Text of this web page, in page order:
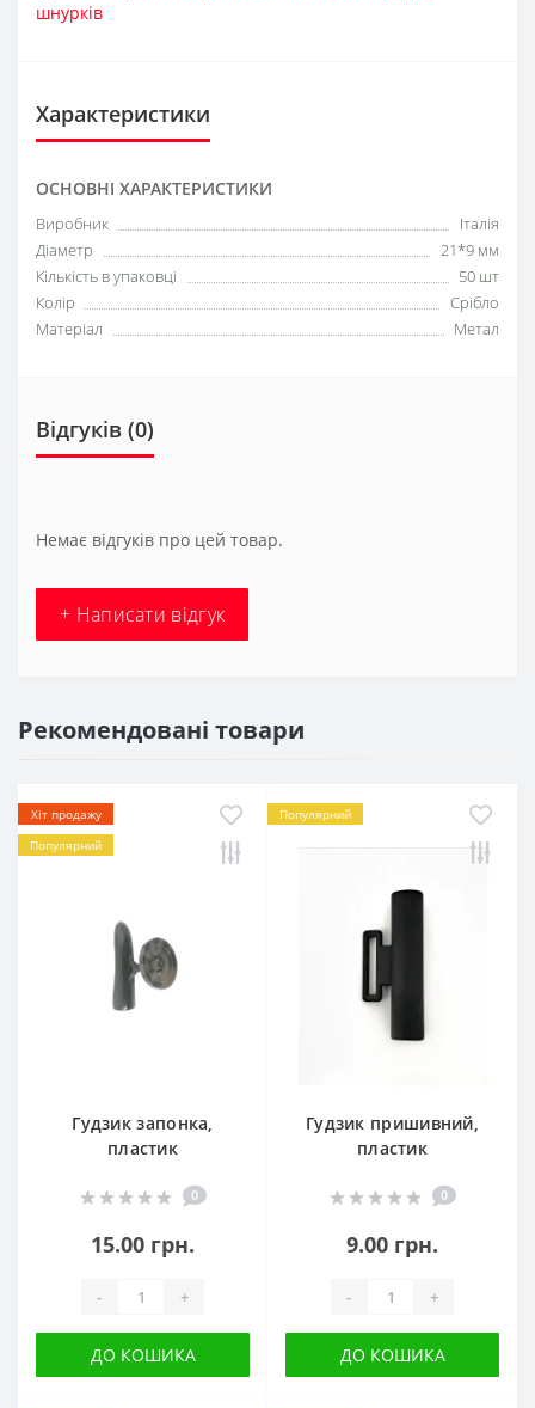
шнурків
Характеристики
ОСНОВНІ ХАРАКТЕРИСТИКИ
Виробник
Італія
Діаметр
21*9 мм
Кількість в упаковці
50 шт
Колір
Срібло
Матеріал
Метал
Відгуків (0)
Немає відгуків про цей товар.
+ Написати відгук
Рекомендовані товари
Хіт продажу
Популярний
Гудзик запонка,
пластик
0
15.00 грн.
- +
ДО КОШИКА
Популярний
Гудзик пришивний,
пластик
0
9.00 грн.
- +
ДО КОШИКА